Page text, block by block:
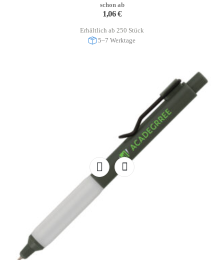
schon ab
1,06€
Erhältlich ab 250 Stück
5–7 Werktage